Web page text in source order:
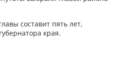
составит пять лет,
края.